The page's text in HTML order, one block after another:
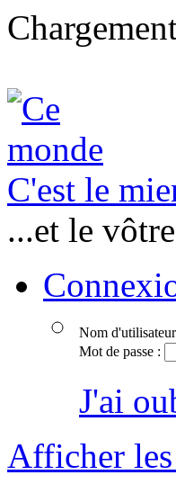
C'est le
...et le
Nom
Mot de passe :
J'ai
Afficher